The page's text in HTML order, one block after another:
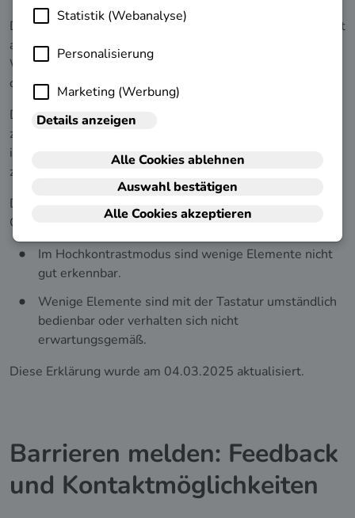
Die Überprüfung der Einhaltung der Anforderungen beruht
auf
unabhängigen BITV 2.0-Tests
Weiterentwicklung des Internetauftritts kontinuierlich
durchgeführt werden, zuletzt im Juli 2024.
Die Webseiten sind mit den genannten Anforderungen
zum größten Teil vereinbar. Die Bundesagentur für Arbeit
ist bemüht, die verbleibenden Barrieren schnellstmöglich
zu beheben.
Die nachstehend aufgeführten Inhalte sind aus folgenden
Gründen
nicht barrierefrei:
Im Hochkontrastmodus sind wenige Elemente nicht
gut erkennbar.
Wenige Elemente sind mit der Tastatur umständlich
bedienbar oder verhalten sich nicht
erwartungsgemäß.
Diese Erklärung wurde am 04.03.2025 aktualisiert.
Barrieren melden: Feedback
und Kontaktmöglichkeiten